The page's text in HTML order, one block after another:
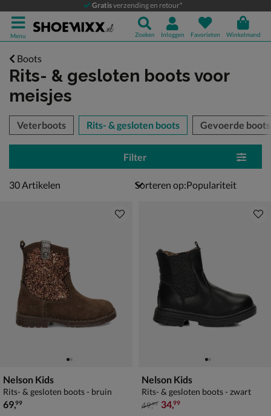
Gratisverzending en retour*
Menu Zoeken Inloggen Favorieten Winkelmand
Boots
Rits- & gesloten boots voor
meisjes
over
Veterboots Rits- & gesloten boots Gevoerde boots
Filter
30 artikelen
30Artikelen Sorteren op:
Nelson Kids
Rits- & gesloten boots - bruin
€ 69,99
69,99
Nelson Kids
Rits- & gesloten boots - zwart
van € 49,99 voor € 34,99
49,99 34,99